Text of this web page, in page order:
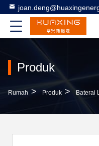
Produk
Rumah > Produk > Baterai